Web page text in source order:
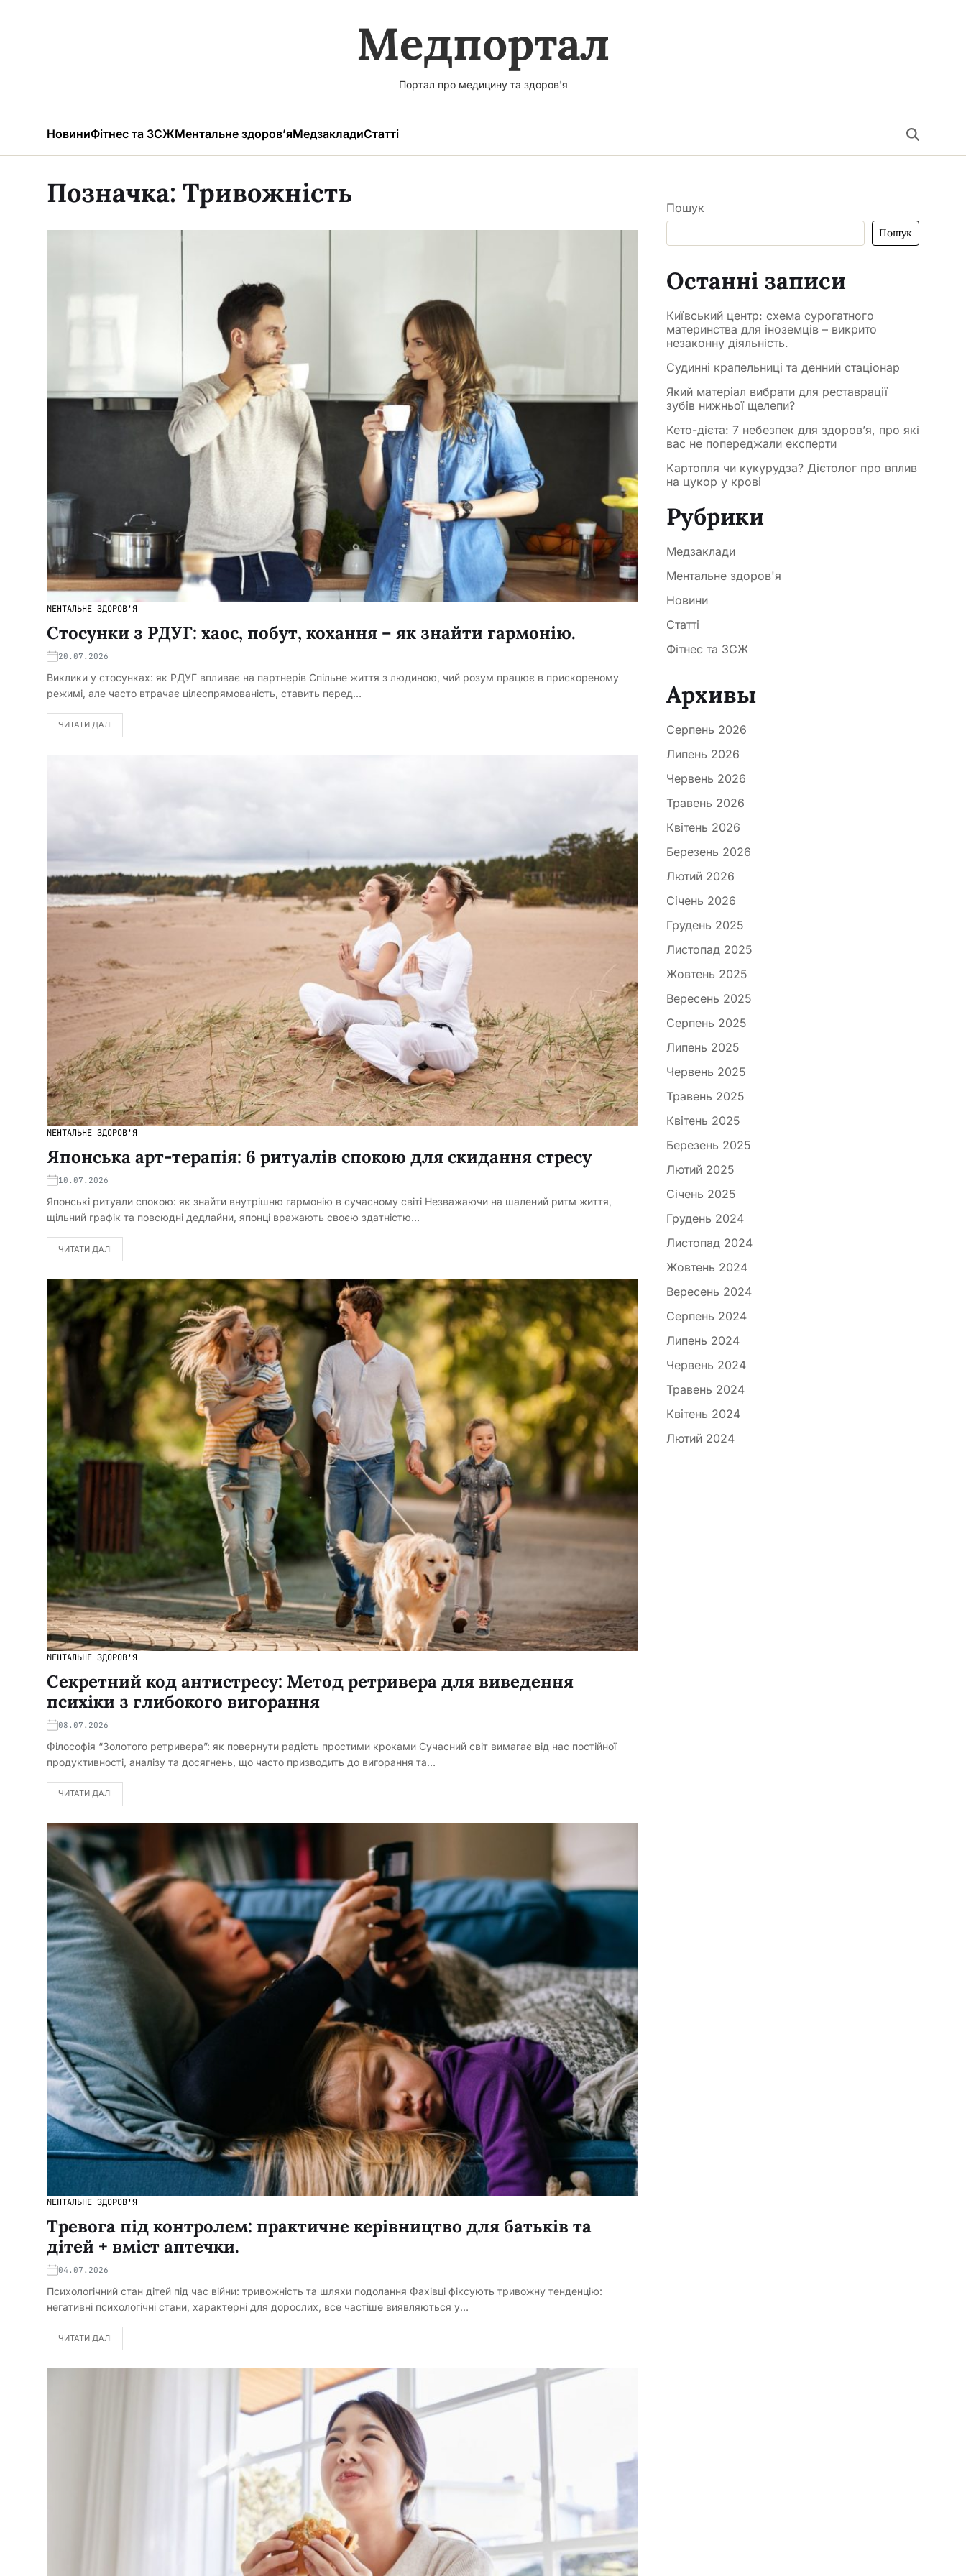
Медпортал
Портал про медицину та здоров'я
НовиниФітнес та ЗСЖМентальне здоров’яМедзакладиСтатті
Позначка: Тривожність
МЕНТАЛЬНЕ ЗДОРОВ'Я
Стосунки з РДУГ: хаос, побут, кохання – як знайти гармонію.
20.07.2026
Виклики у стосунках: як РДУГ впливає на партнерів Спільне життя з людиною, чий розум працює в прискореному
режимі, але часто втрачає цілеспрямованість, ставить перед…
ЧИТАТИ ДАЛІ
МЕНТАЛЬНЕ ЗДОРОВ'Я
Японська арт-терапія: 6 ритуалів спокою для скидання стресу
10.07.2026
Японські ритуали спокою: як знайти внутрішню гармонію в сучасному світі Незважаючи на шалений ритм життя,
щільний графік та повсюдні дедлайни, японці вражають своєю здатністю…
ЧИТАТИ ДАЛІ
МЕНТАЛЬНЕ ЗДОРОВ'Я
Секретний код антистресу: Метод ретривера для виведення
психіки з глибокого вигорання
08.07.2026
Філософія “Золотого ретривера”: як повернути радість простими кроками Сучасний світ вимагає від нас постійної
продуктивності, аналізу та досягнень, що часто призводить до вигорання та…
ЧИТАТИ ДАЛІ
МЕНТАЛЬНЕ ЗДОРОВ'Я
Тревога під контролем: практичне керівництво для батьків та
дітей + вміст аптечки.
04.07.2026
Психологічний стан дітей під час війни: тривожність та шляхи подолання Фахівці фіксують тривожну тенденцію:
негативні психологічні стани, характерні для дорослих, все частіше виявляються у…
ЧИТАТИ ДАЛІ
Пошук
Пошук
Останні записи
Київський центр: схема сурогатного
материнства для іноземців – викрито
незаконну діяльність.
Судинні крапельниці та денний стаціонар
Який матеріал вибрати для реставрації
зубів нижньої щелепи?
Кето-дієта: 7 небезпек для здоров’я, про які
вас не попереджали експерти
Картопля чи кукурудза? Дієтолог про вплив
на цукор у крові
Рубрики
Медзаклади
Ментальне здоров'я
Новини
Статті
Фітнес та ЗСЖ
Архивы
Серпень 2026
Липень 2026
Червень 2026
Травень 2026
Квітень 2026
Березень 2026
Лютий 2026
Січень 2026
Грудень 2025
Листопад 2025
Жовтень 2025
Вересень 2025
Серпень 2025
Липень 2025
Червень 2025
Травень 2025
Квітень 2025
Березень 2025
Лютий 2025
Січень 2025
Грудень 2024
Листопад 2024
Жовтень 2024
Вересень 2024
Серпень 2024
Липень 2024
Червень 2024
Травень 2024
Квітень 2024
Лютий 2024